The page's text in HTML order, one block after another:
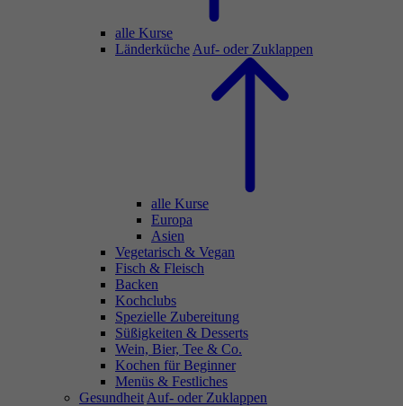
alle Kurse
Länderküche Auf- oder Zuklappen
alle Kurse
Europa
Asien
Vegetarisch & Vegan
Fisch & Fleisch
Backen
Kochclubs
Spezielle Zubereitung
Süßigkeiten & Desserts
Wein, Bier, Tee & Co.
Kochen für Beginner
Menüs & Festliches
Gesundheit Auf- oder Zuklappen